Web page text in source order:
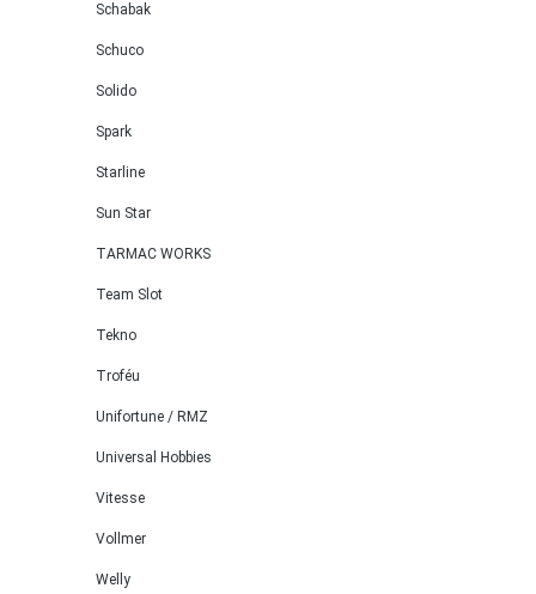
Schabak
Schuco
Solido
Spark
Starline
Sun Star
TARMAC WORKS
Team Slot
Tekno
Troféu
Unifortune / RMZ
Universal Hobbies
Vitesse
Vollmer
Welly